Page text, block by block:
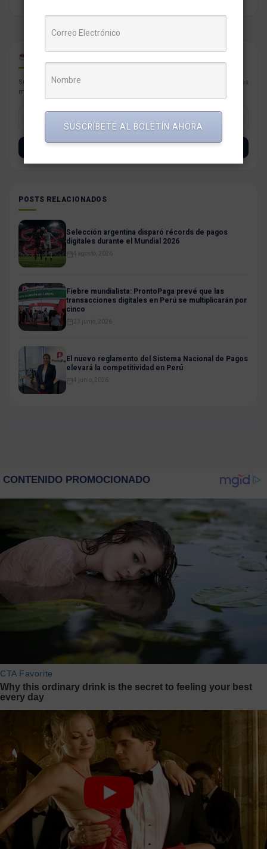
Suscríbete con tu correo a nuestro newsletter semanal con las noticias
más resaltantes para tu negocio.
POSTS RELACIONADOS
Selección argentina disparó récords de pagos
digitales durante el Mundial 2026
4 agosto, 2026
Fiebre mundialista: ProntoPaga prevé que las
transacciones digitales en Perú se multiplicarán por
cinco
23 junio, 2026
El nuevo reglamento del Sistema Nacional de Pagos
elevará la competitividad en Perú
4 junio, 2026
SUSCRÍBETE AL BOLETÍN AHORA